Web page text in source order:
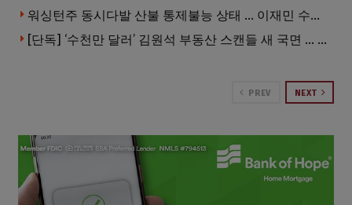
워싱턴주 동시다발 산불 통제불능 상태 … 이재민 수십만명
[단독] ‘수천만 달러’ 김원석 부동산 스캔들 새 국면 … 한인 투자자들 소송 잇따라 ‘디폴트’ 절차
PREV NEXT